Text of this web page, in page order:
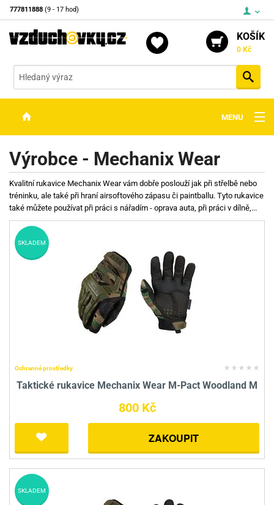
777811888 (9 - 17 hod)
KOŠÍK
0 Kč
MENU
OPTIKA
STŘELIVO
PŘÍSLUŠENSTVÍ
DETEKTORY KOVŮ
Výrobce - Mechanix Wear
Kvalitní rukavice Mechanix Wear vám dobře poslouží jak při střelbě nebo
tréninku, ale také při hraní airsoftového zápasu či paintballu. Tyto rukavice
také můžete používat při práci s nářadím - oprava auta, při práci v dílně,...
Ochranné prostředky
Taktické rukavice Mechanix Wear M-Pact Woodland M
800 Kč
ZAKOUPIT
SKLADEM
SKLADEM